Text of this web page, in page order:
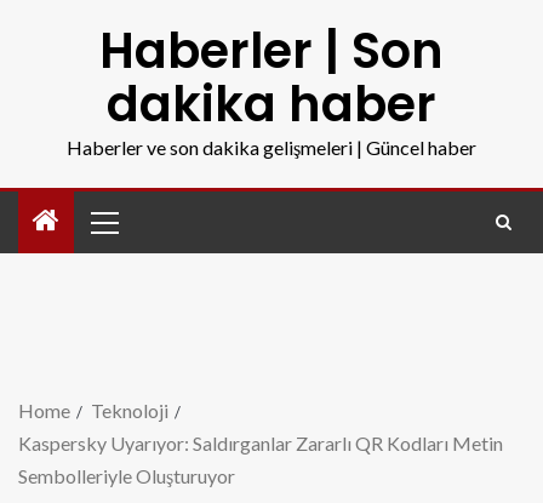
Haberler | Son
dakika haber
Haberler ve son dakika gelişmeleri | Güncel haber
Home
Teknoloji
Kaspersky Uyarıyor: Saldırganlar Zararlı QR Kodları Metin
Sembolleriyle Oluşturuyor